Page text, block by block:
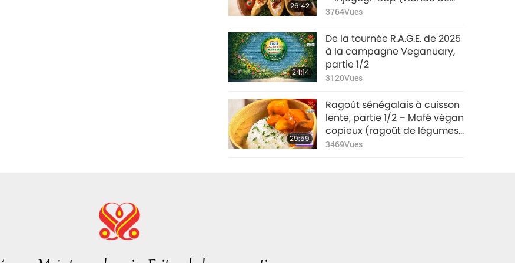
26:42
soja) et Dubu Bap (tofu frit
3764Vues
24:14
De la tournée R.A.G.E. de 2025
à la campagne Veganuary,
partie 1/2
3120Vues
29:59
Ragoût sénégalais à cuisson
lente, partie 1/2 – Mafé végan
copieux (ragoût de légumes
à la pâte d’arachide) à base
3469Vues